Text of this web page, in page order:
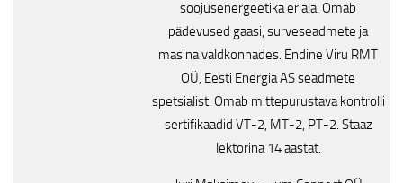
soojusenergeetika eriala. Omab
pädevused gaasi, surveseadmete ja
masina valdkonnades. Endine Viru RMT
OÜ, Eesti Energia AS seadmete
spetsialist. Omab mittepurustava kontrolli
sertifikaadid VT-2, MT-2, PT-2. Staaz
lektorina 14 aastat.